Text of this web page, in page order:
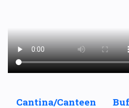
Cantina/Canteen